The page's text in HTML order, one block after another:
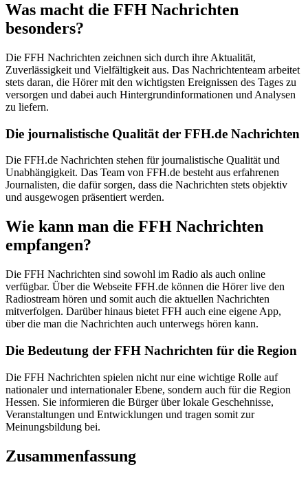
Was macht die FFH Nachrichten
besonders?
Die FFH Nachrichten zeichnen sich durch ihre Aktualität,
Zuverlässigkeit und Vielfältigkeit aus. Das Nachrichtenteam arbeitet
stets daran, die Hörer mit den wichtigsten Ereignissen des Tages zu
versorgen und dabei auch Hintergrundinformationen und Analysen
zu liefern.
Die journalistische Qualität der FFH.de Nachrichten
Die FFH.de Nachrichten stehen für journalistische Qualität und
Unabhängigkeit. Das Team von FFH.de besteht aus erfahrenen
Journalisten, die dafür sorgen, dass die Nachrichten stets objektiv
und ausgewogen präsentiert werden.
Wie kann man die FFH Nachrichten
empfangen?
Die FFH Nachrichten sind sowohl im Radio als auch online
verfügbar. Über die Webseite FFH.de können die Hörer live den
Radiostream hören und somit auch die aktuellen Nachrichten
mitverfolgen. Darüber hinaus bietet FFH auch eine eigene App,
über die man die Nachrichten auch unterwegs hören kann.
Die Bedeutung der FFH Nachrichten für die Region
Die FFH Nachrichten spielen nicht nur eine wichtige Rolle auf
nationaler und internationaler Ebene, sondern auch für die Region
Hessen. Sie informieren die Bürger über lokale Geschehnisse,
Veranstaltungen und Entwicklungen und tragen somit zur
Meinungsbildung bei.
Zusammenfassung